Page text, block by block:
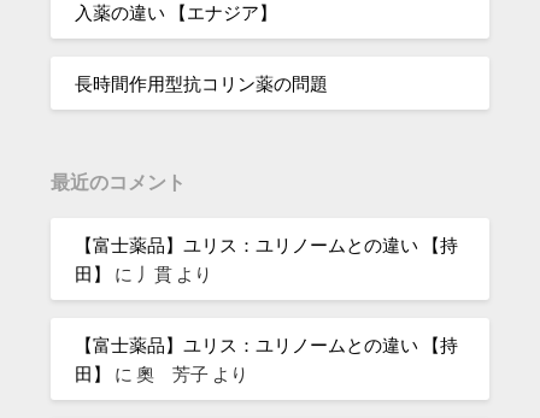
入薬の違い 【エナジア】
長時間作用型抗コリン薬の問題
最近のコメント
【富士薬品】ユリス：ユリノームとの違い 【持
田】
に 丿貫 より
【富士薬品】ユリス：ユリノームとの違い 【持
田】
に奧 芳子 より